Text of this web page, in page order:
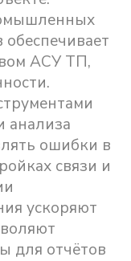
АСУ ТП,
анализа
ошибки в
связи и
ускоряют
для отчётов